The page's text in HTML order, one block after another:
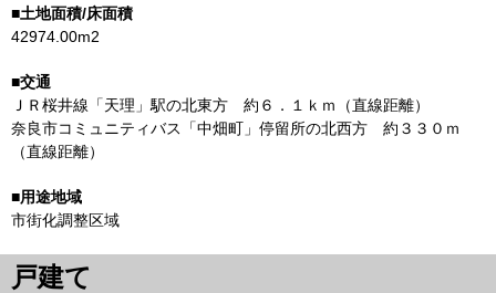
42974.00m2
ＪＲ桜井線「天理」駅の北東方 約６．１ｋｍ（直線距離）
奈良市コミュニティバス「中畑町」停留所の北西方 約３３０ｍ
（直線距離）
市街化調整区域
戸建て